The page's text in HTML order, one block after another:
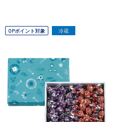
OPポイント対象 冷蔵